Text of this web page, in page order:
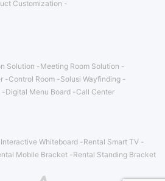
Customization
Solution
Meeting Room Solution
Control Room
Solusi Wayfinding
Digital Menu Board Call Center
Whiteboard
Rental Smart TV
Mobile Bracket Rental Standing Bracket